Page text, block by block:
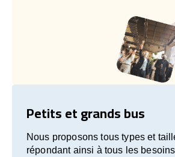
Petits et grands bus
Nous proposons tous types et
répondant ainsi à tous les